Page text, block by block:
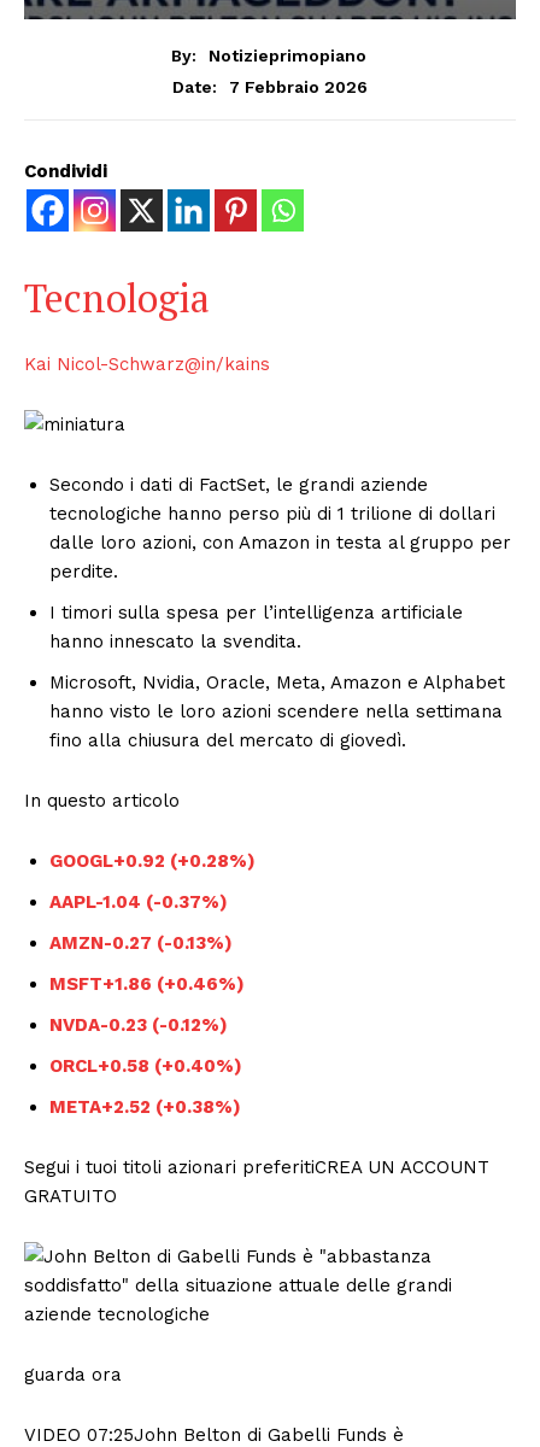
By:
Notizieprimopiano
Date:
7 Febbraio 2026
Condividi
Tecnologia
Kai Nicol-Schwarz@in/kains
Secondo i dati di FactSet, le grandi aziende
tecnologiche hanno perso più di 1 trilione di dollari
dalle loro azioni, con Amazon in testa al gruppo per
perdite.
I timori sulla spesa per l’intelligenza artificiale
hanno innescato la svendita.
Microsoft, Nvidia, Oracle, Meta, Amazon e Alphabet
hanno visto le loro azioni scendere nella settimana
fino alla chiusura del mercato di giovedì.
In questo articolo
GOOGL+0.92 (+0.28%)
AAPL-1.04 (-0.37%)
AMZN-0.27 (-0.13%)
MSFT+1.86 (+0.46%)
NVDA-0.23 (-0.12%)
ORCL+0.58 (+0.40%)
META+2.52 (+0.38%)
Segui i tuoi titoli azionari preferitiCREA UN ACCOUNT
GRATUITO
guarda ora
VIDEO 07:25John Belton di Gabelli Funds è